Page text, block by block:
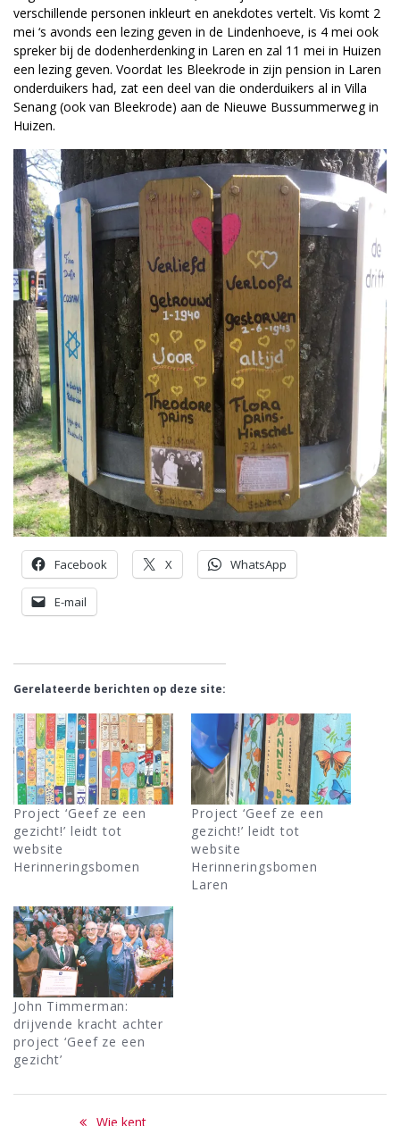
verschillende personen inkleurt en anekdotes vertelt. Vis komt 2
mei ‘s avonds een lezing geven in de Lindenhoeve, is 4 mei ook
spreker bij de dodenherdenking in Laren en zal 11 mei in Huizen
een lezing geven. Voordat Ies Bleekrode in zijn pension in Laren
onderduikers had, zat een deel van die onderduikers al in Villa
Senang (ook van Bleekrode) aan de Nieuwe Bussummerweg in
Huizen.
Facebook X WhatsApp
E-mail
Gerelateerde berichten op deze site:
Project ‘Geef ze een
gezicht!’ leidt tot
website
Herinneringsbomen
Project ‘Geef ze een
gezicht!’ leidt tot
website
Herinneringsbomen
Laren
John Timmerman:
drijvende kracht achter
project ‘Geef ze een
gezicht’
BerichtPrevious
Wie kent